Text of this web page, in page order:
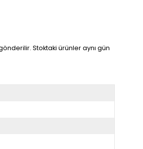
Stoktaki ürünler aynı gün